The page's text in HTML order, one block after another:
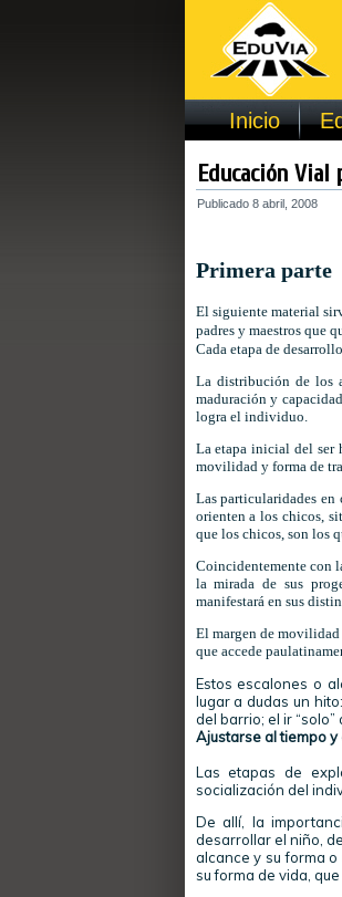
Inicio
Educación Vial
Publicado 8 abril, 2008
Primera parte
El siguiente material
padres y maestros que
Cada etapa de
La distribución de los
maduración y
logra el individuo.
La etapa inicial del ser
movilidad y forma de
Las particularidades
orienten a los chicos,
que los chicos, son los
Coincidentemente con
la mirada de sus
manifestará en sus
El margen de movilidad
que accede
Estos escalones o
lugar a dudas un
del barrio; el ir
Ajustarse al tiempo y
Las etapas de
socialización del
De allí, la
desarrollar el niño,
alcance y su forma
su forma de vida,